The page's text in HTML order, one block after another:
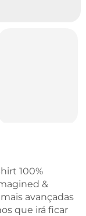
100%
&
avançadas
que irá ficar